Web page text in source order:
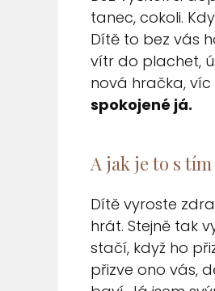
tanec, cokoli.
Dítě to bez vás
vítr do plachet,
nová hračka, víc
spokojené já.
A jak je to s
Dítě vyroste
hrát. Stejně tak
stačí, když ho
přizve ono vás,